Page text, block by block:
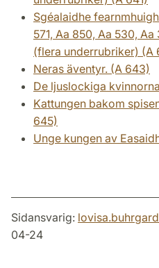
Sgéalaidhe
571, Aa 850, Aa 530,
(flera underrubriker) (A
Neras äventyr. (A 643)
De ljuslockiga
Kattungen bakom
645)
Unge kungen av
Sidansvarig: lovisa.buhrgard
04-24